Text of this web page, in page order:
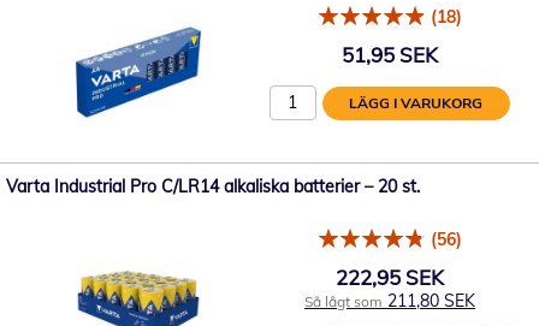
(18)
51,95 SEK
LÄGG I VARUKORG
Varta Industrial Pro C/LR14 alkaliska batterier – 20 st.
(56)
222,95 SEK
Så lågt som 211,80 SEK